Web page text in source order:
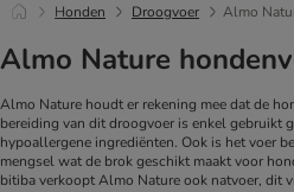
Honden Droogvoer Almo
Almo Nature
Almo Nature houdt er rekening mee dat de
bereiding van dit droogvoer is enkel gebruikt
hypoallergene ingrediënten. Ook is het voer
mengsel wat de brok geschikt maakt voor
bitiba verkoopt Almo Nature ook natvoer, dit